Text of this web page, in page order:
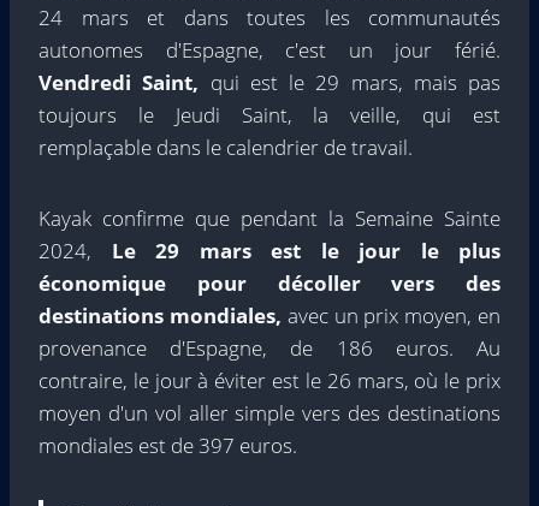
24 mars et dans toutes les communautés
autonomes d'Espagne, c'est un jour férié.
Vendredi Saint, qui est le 29 mars, mais pas
toujours le Jeudi Saint, la veille, qui est
remplaçable dans le calendrier de travail.
Kayak confirme que pendant la Semaine Sainte
2024, Le 29 mars est le jour le plus
économique pour décoller vers des
destinations mondiales, avec un prix moyen, en
provenance d'Espagne, de 186 euros. Au
contraire, le jour à éviter est le 26 mars, où le prix
moyen d'un vol aller simple vers des destinations
mondiales est de 397 euros.